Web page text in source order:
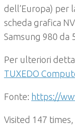
dell’Europa) per
scheda grafica
Samsung 980 da
Per ulteriori
TUXEDO
Fonte: https://
Visited 147